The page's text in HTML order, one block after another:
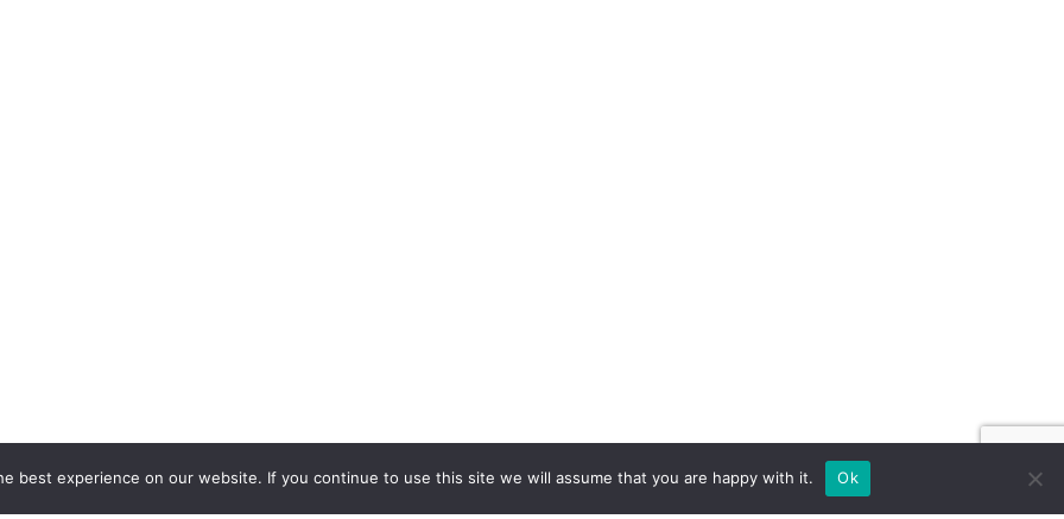
best experience on our website. If you continue to use this site we will assume that you are happy with it. Ok